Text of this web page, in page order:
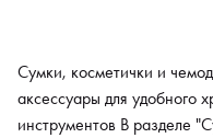
Сумки, косметички и
аксессуары для удобного
инструментов В разделе